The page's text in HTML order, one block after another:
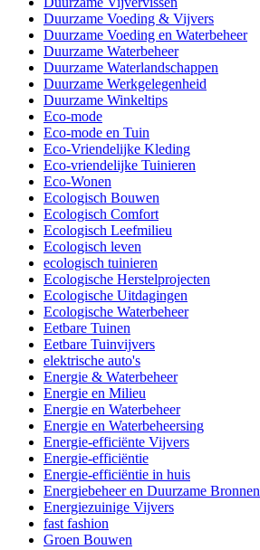
Duurzame Voeding & Vijvers
Duurzame Voeding en Waterbeheer
Duurzame Waterbeheer
Duurzame Waterlandschappen
Duurzame Werkgelegenheid
Duurzame Winkeltips
Eco-mode
Eco-mode en Tuin
Eco-Vriendelijke Kleding
Eco-vriendelijke Tuinieren
Eco-Wonen
Ecologisch Bouwen
Ecologisch Comfort
Ecologisch Leefmilieu
Ecologisch leven
ecologisch tuinieren
Ecologische Herstelprojecten
Ecologische Uitdagingen
Ecologische Waterbeheer
Eetbare Tuinen
Eetbare Tuinvijvers
elektrische auto's
Energie & Waterbeheer
Energie en Milieu
Energie en Waterbeheer
Energie en Waterbeheersing
Energie-efficiënte Vijvers
Energie-efficiëntie
Energie-efficiëntie in huis
Energiebeheer en Duurzame Bronnen
Energiezuinige Vijvers
fast fashion
Groen Bouwen